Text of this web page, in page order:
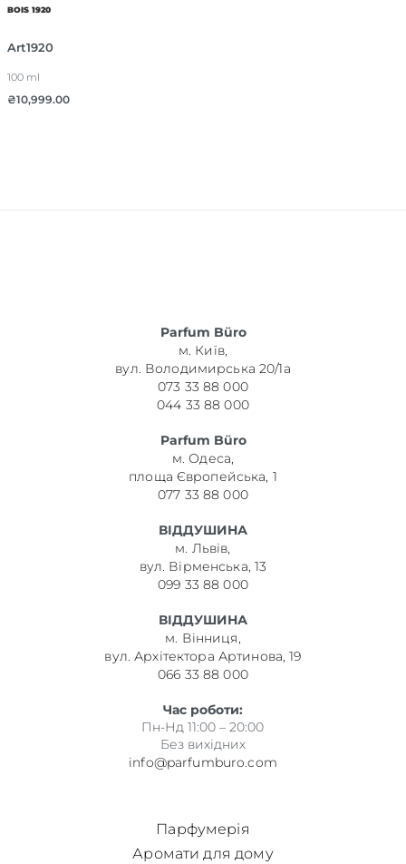
BOIS 1920
Art1920
100 ml
₴10,999.00
Parfum Büro
м. Київ,
вул. Володимирська 20/1а
073 33 88 000
044 33 88 000
Parfum Büro
м. Одеса,
площа Європейська, 1
077 33 88 000
ВІДДУШИНА
м. Львів,
вул. Вірменська, 13
099 33 88 000
ВІДДУШИНА
м. Вінниця,
вул. Архітектора Артинова, 19
066 33 88 000
Час роботи:
Пн-Нд 11:00 – 20:00
Без вихідних
info@parfumburo.com
Парфумерія
Аромати для дому